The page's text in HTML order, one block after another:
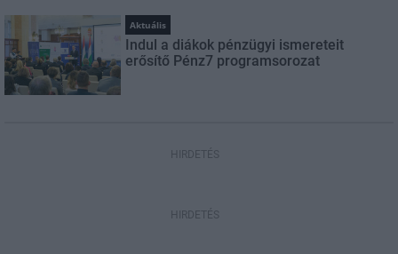
Aktuális
Indul a diákok pénzügyi ismereteit
erősítő Pénz7 programsorozat
HIRDETÉS
HIRDETÉS